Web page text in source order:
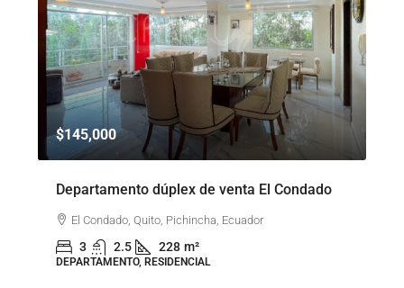
$145,000
Departamento dúplex de venta El Condado
El Condado, Quito, Pichincha, Ecuador
3 2.5 228 m²
DEPARTAMENTO, RESIDENCIAL